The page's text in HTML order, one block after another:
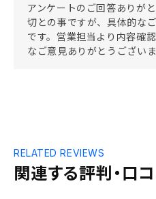
アンケートのご回答ありが
切との事ですが、具体的な
です。営業担当より内容確
なご意見ありがとうございま
関連する評判・口
RELATED REVIEWS